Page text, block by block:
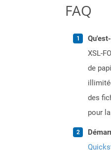
FAQ
XSL-
de
des
pour